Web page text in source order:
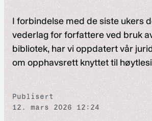
I forbindelse med de siste ukers
vederlag for forfattere ved bruk
bibliotek, har vi oppdatert vår
om opphavsrett knyttet til
Publisert
12. mars 2026 12:24